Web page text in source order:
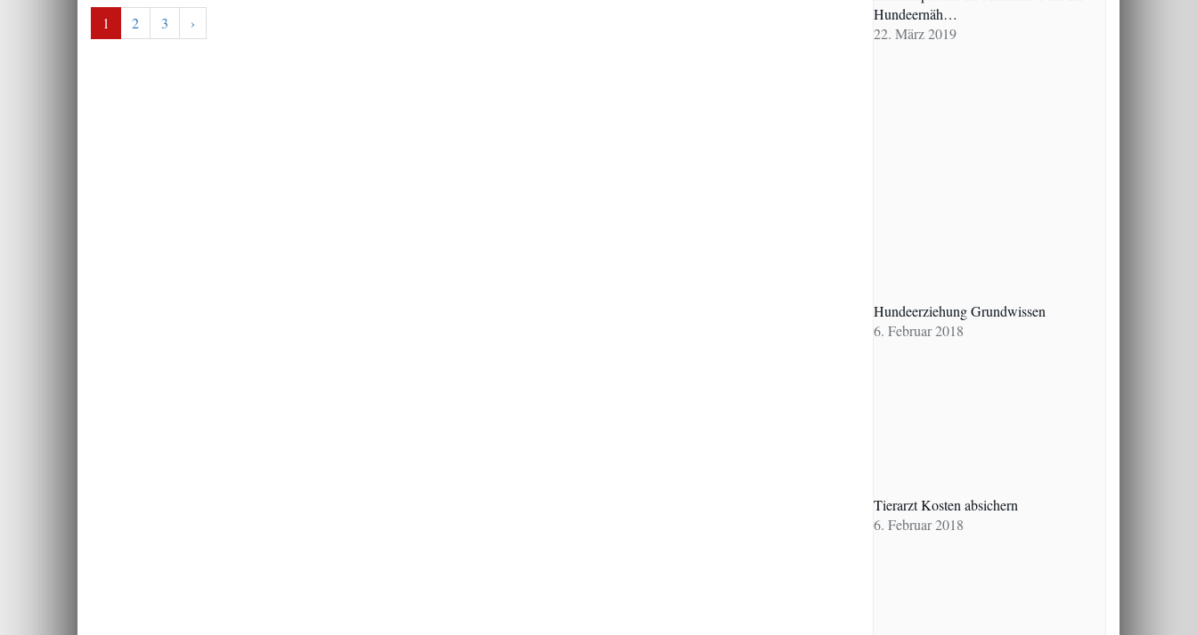
1 2 3 ›
Hundeernäh…
22. März 2019
Hundeerziehung Grundwissen
6. Februar 2018
Tierarzt Kosten absichern
6. Februar 2018